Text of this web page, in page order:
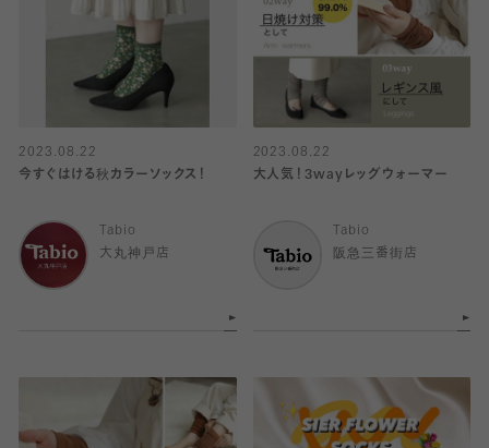
2023.08.22
今すぐはける秋カラーソックス！
Tabio
大丸神戸店
2023.08.22
大人気！3wayレッグウォーマー
Tabio
阪急三番街店